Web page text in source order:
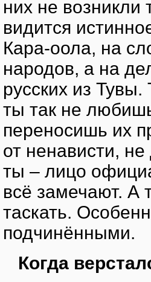
них не возникли
видится
Кара-оола, на
народов, а на
русских из Тувы.
ты так не
переносишь их
от ненависти,
ты – лицо
всё замечают. А
таскать.
подчинёнными.
Когда